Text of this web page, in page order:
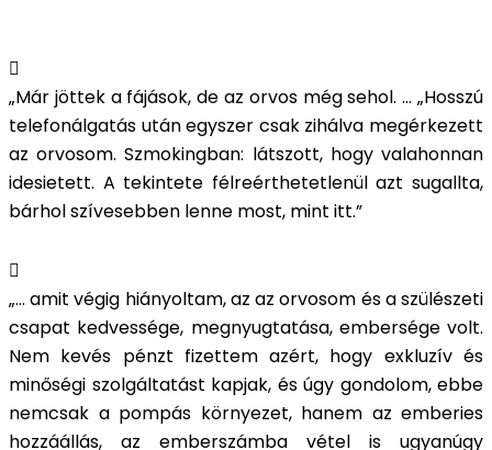
„Már jöttek a fájások, de az orvos még sehol. ... „Hosszú
telefonálgatás után egyszer csak zihálva megérkezett
az orvosom. Szmokingban: látszott, hogy valahonnan
idesietett. A tekintete félreérthetetlenül azt sugallta,
bárhol szívesebben lenne most, mint itt.”
„... amit végig hiányoltam, az az orvosom és a szülészeti
csapat kedvessége, megnyugtatása, embersége volt.
Nem kevés pénzt fizettem azért, hogy exkluzív és
minőségi szolgáltatást kapjak, és úgy gondolom, ebbe
nemcsak a pompás környezet, hanem az emberies
hozzáállás, az emberszámba vétel is ugyanúgy